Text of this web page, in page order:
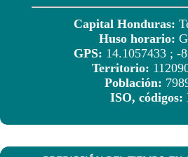
Capital Honduras:
Huso horario:
GPS: 14.1057433 ; -
Territorio:
Población:
ISO, códigos: